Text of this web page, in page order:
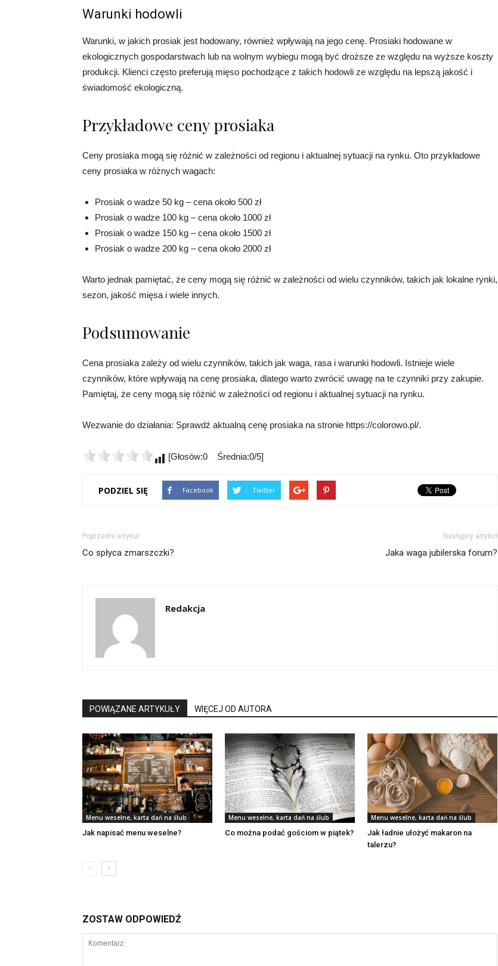
Warunki hodowli
Warunki, w jakich prosiak jest hodowany, również wpływają na jego cenę. Prosiaki hodowane w
ekologicznych gospodarstwach lub na wolnym wybiegu mogą być droższe ze względu na wyższe koszty
produkcji. Klienci często preferują mięso pochodzące z takich hodowli ze względu na lepszą jakość i
świadomość ekologiczną.
Przykładowe ceny prosiaka
Ceny prosiaka mogą się różnić w zależności od regionu i aktualnej sytuacji na rynku. Oto przykładowe
ceny prosiaka w różnych wagach:
Prosiak o wadze 50 kg – cena około 500 zł
Prosiak o wadze 100 kg – cena około 1000 zł
Prosiak o wadze 150 kg – cena około 1500 zł
Prosiak o wadze 200 kg – cena około 2000 zł
Warto jednak pamiętać, że ceny mogą się różnić w zależności od wielu czynników, takich jak lokalne rynki,
sezon, jakość mięsa i wiele innych.
Podsumowanie
Cena prosiaka zależy od wielu czynników, takich jak waga, rasa i warunki hodowli. Istnieje wiele
czynników, które wpływają na cenę prosiaka, dlatego warto zwrócić uwagę na te czynniki przy zakupie.
Pamiętaj, że ceny mogą się różnić w zależności od regionu i aktualnej sytuacji na rynku.
Wezwanie do działania: Sprawdź aktualną cenę prosiaka na stronie https://colorowo.pl/.
[Głosów:0 Średnia:0/5]
PODZIEL SIĘ Facebook Twitter
Poprzedni artykuł
Co spłyca zmarszczki?
Następny artykuł
Jaka waga jubilerska forum?
Redakcja
POWIĄZANE ARTYKUŁY WIĘCEJ OD AUTORA
Menu weselne, karta dań na ślub
Jak napisać menu weselne?
Menu weselne, karta dań na ślub
Co można podać gościom w piątek?
Menu weselne, karta dań na ślub
Jak ładnie ułożyć makaron na
talerzu?
ZOSTAW ODPOWIEDŹ